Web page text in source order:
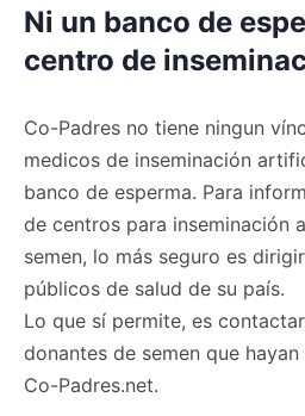
Ni un banco de
centro de
Co-Padres no tiene ningun
medicos de inseminación
banco de esperma. Para
de centros para inseminación
semen, lo más seguro es
públicos de salud de su país.
Lo que sí permite, es
donantes de semen que
Co-Padres.net.